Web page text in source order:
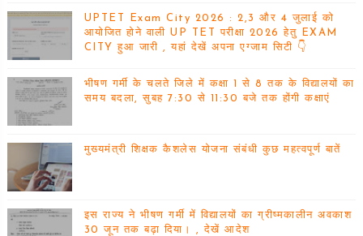
UPTET Exam City 2026 : 2,3 और 4 जुलाई को
आयोजित होने वाली UP TET परीक्षा 2026 हेतु EXAM
CITY हुआ जारी , यहां देखें अपना एग्जाम सिटी 👇
भीषण गर्मी के चलते जिले में कक्षा 1 से 8 तक के विद्यालयों का
समय बदला, सुबह 7:30 से 11:30 बजे तक होंगी कक्षाएं
मुख्यमंत्री शिक्षक कैशलेस योजना संबंधी कुछ महत्वपूर्ण बातें
इस राज्य ने भीषण गर्मी में विद्यालयों का ग्रीष्मकालीन अवकाश
30 जून तक बढ़ा दिया। , देखें आदेश